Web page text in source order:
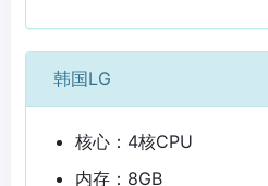
韩国LG
核心：4核CPU
内存：8GB